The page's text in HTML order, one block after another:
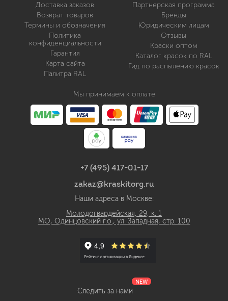
Доставка заказов
Возврат товаров
Термины и обозначения
Политика
конфиденциальности
Гарантия
Карта сайта
Палитра RAL
Партнерская программа
Бренды
Юридическим лицам
Отзывы
Краски оптом
Каталог красок по RAL
Гид по распылению красок
Мы принимаем к оплате
+7 (495) 417-01-17
zakaz@kraskitorg.ru
Наши адреса в Москве:
Молодогвардейская, 29, к. 1
МО, Одинцовский г.о., ул. Западная, стр. 100
Следить за нами
NEW